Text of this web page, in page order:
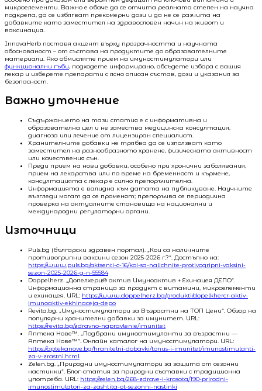
микроелементи. Важно е обаче да се отчита реалната степен на научна
подкрепа, да се избягват прекомерни дози и да не се разчита на
добавките като заместител на здравословен начин на живот и
ваксинация.
InnovaHerb поставя акцент върху прозрачността и научната
обоснованост – от състава на продуктите до образователните
материали. Ако обмисляте прием на имуностимулатори или
функционални гъби, подходете информирано, обсъдете избора с вашия
лекар и изберете препарати с ясно описан състав, дози и указания за
безопасност.
Важно уточнение
Съдържанието на тази статия е с информативна и
образователна цел и не замества медицинска консултация,
диагноза или лечение от лицензиран специалист.
Хранителните добавки не трябва да се използват като
заместител на разнообразното хранене, физическата активност
или качествения сън.
Преди прием на нови добавки, особено при хронични заболявания,
прием на лекарства или по време на бременност и кърмене,
консултацията с лекар е силно препоръчителна.
Информацията е валидна към датата на публикуване. Научните
възгледи могат да се променят; препоръчва се периодична
проверка на актуалните становища на национални и
международни регулаторни органи.
Източници
Puls.bg (български здравен портал). „Кои са наличните
противогрипни ваксини сезон 2025-2026 г.?“. Достъпно на:
https://www.puls.bg/aktsenti-c-16/koi-sa-nalichnite-protivogripni-vaksini-
sezon-2025-2026-g-n-55584
Doppelherz. „Допелхерц® актив Имуноактив + Ехинацея ДЕПО“.
Информационна страница за продукт с витамини, микроелементи
и ехинацея. URL: https://www.doppelherz.bg/produkti/dopelkhercr-aktiv-
imunoaktiv-ekhinaceja-depo
Revita.bg. „Имуностимулатори за Възрастни на ТОП Цени“. Обзор на
популярни хранителни добавки за имунитет. URL:
https://revita.bg/zdravno-napravlenie/imunitet
Аптека Нове™. „Подбрани имуностимуланти за възрастни —
Аптека Нове™“. Онлайн каталог на имуностимулатори. URL:
https://aptekanove.bg/hranitelni-dobavki/tonus-i-imunitet/imunostimulanti-
za-v-zrastni.html
Zelen.bg. „Природни имуностимулатори за защита от сезонни
настинки“. Блог-статия за природни съставки с традиционна
употреба. URL: https://zelen.bg/268-zdrave-i-krasota/190-prirodni-
imunostimulatori-za-zashtita-ot-sezonni-nastinki